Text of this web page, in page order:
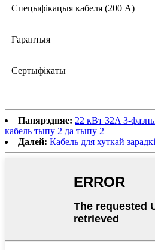
Спецыфікацыя кабеля (200 А)
Гарантыя
Сертыфікаты
Папярэдняе: 22 кВт 32A 3-
кабель тыпу 2 да тыпу 2
Далей: Кабель для хуткай